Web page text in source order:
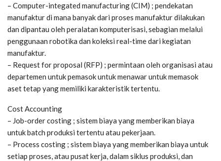
– Computer-integated manufacturing (CIM) ; pendekatan
manufaktur di mana banyak dari proses manufaktur dilakukan
dan dipantau oleh peralatan komputerisasi, sebagian melalui
penggunaan robotika dan koleksi real-time dari kegiatan
manufaktur.
– Request for proposal (RFP) ; permintaan oleh organisasi atau
departemen untuk pemasok untuk menawar untuk memasok
aset tetap yang memiliki karakteristik tertentu.
Cost Accounting
– Job-order costing ; sistem biaya yang memberikan biaya
untuk batch produksi tertentu atau pekerjaan.
– Process costing ; sistem biaya yang memberikan biaya untuk
setiap proses, atau pusat kerja, dalam siklus produksi, dan